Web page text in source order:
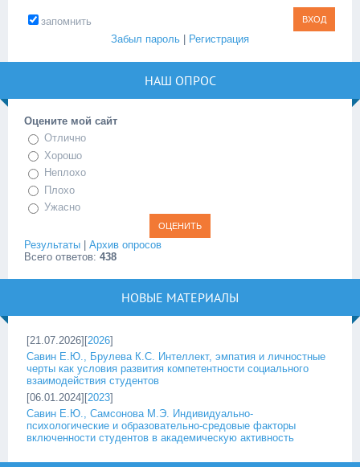
запомнить
Забыл пароль
Регистрация
НАШ ОПРОС
Оцените мой сайт
Отлично
Хорошо
Неплохо
Плохо
Ужасно
Результаты
Архив опросов
Всего ответов: 438
НОВЫЕ МАТЕРИАЛЫ
[21.07.2026][2026]
Савин Е.Ю., Брулева К.С. Интеллект, эмпатия и личностные
черты как условия развития компетентности социального
взаимодействия студентов
[06.01.2024][2023]
Савин Е.Ю., Самсонова М.Э. Индивидуально-
психологические и образовательно-средовые факторы
включенности студентов в академическую активность